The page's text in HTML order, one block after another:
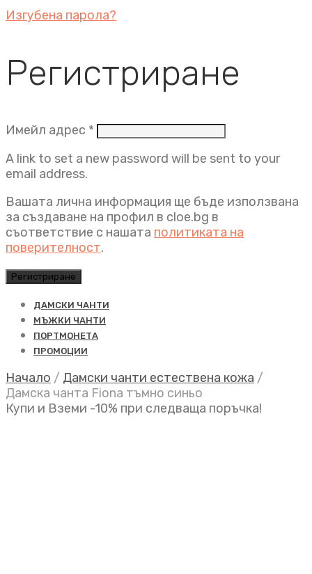
Изгубена парола?
Регистриране
Имейл адрес * Задължително
A link to set a new password will be sent to your
email address.
Вашата лична информация ще бъде използвана
за създаване на профил в cloe.bg в
съответствие с нашата политиката на
поверителност.
Регистриране
ДАМСКИ ЧАНТИ
МЪЖКИ ЧАНТИ
ПОРТМОНЕТА
ПРОМОЦИИ
Начало / Дамски чанти естествена кожа /
Дамска чанта Fiona тъмно синьо
Купи и Вземи -10% при следваща поръчка!